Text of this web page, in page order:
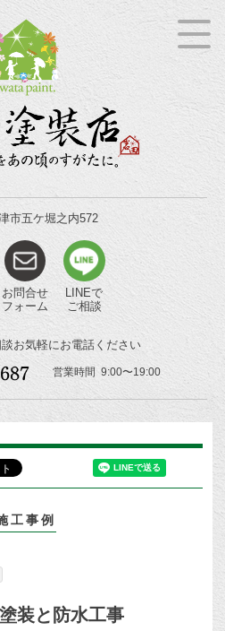
市五ケ堀之内572
お問合せ
フォーム
LINEで
ご相談
お気軽にお電話ください
営業時間 9:00〜19:00
工事例
装と防水工事